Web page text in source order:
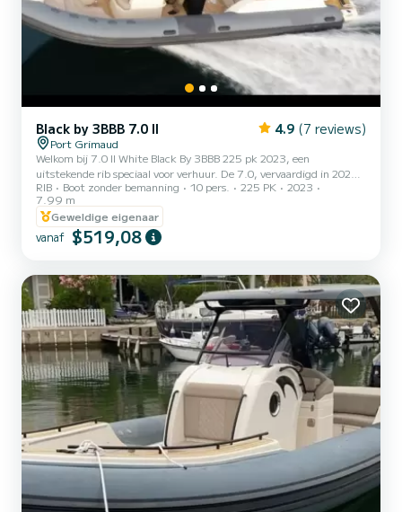
Black by 3BBB 7.0 II 4.9 (7 reviews)
Port Grimaud
Welkom bij 7.0 II White Black By 3BBB 225 pk 2023, een
uitstekende rib speciaal voor verhuur. De 7.0, vervaardigd in 2023,
neemt je mee naar de mooiste ankerplaatsen van Port Grimaud. Je
brengt gegarandeerd een uitzonderlijke dag of week door op deze 8
meter lange boot. De bootcapaciteit is 10 personen. Het heeft de
volgende uitrusting: USB-aansluiting, Dekdouche, Zwemplatform,
Bluetooth-verbinding. Wij nodigen u uit om ons rechtstreeks op het
RIB Boot zonder bemanning 10 pers. 225 PK
2023
7.99 m
Geweldige eigenaar
vanaf $519,08